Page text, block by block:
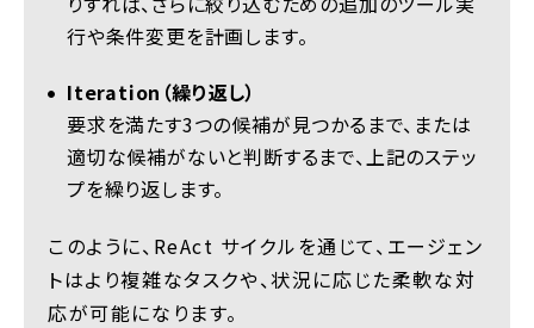
行や条件変更を計画します。
Iteration（繰り返し）
要求を満たす3つの候補が見つかるまで、または
適切な候補がないと判断するまで、上記のステッ
プを繰り返します。
このように、ReAct サイクルを通じて、エージェン
トはより複雑なタスクや、状況に応じた柔軟な対
応が可能になります。